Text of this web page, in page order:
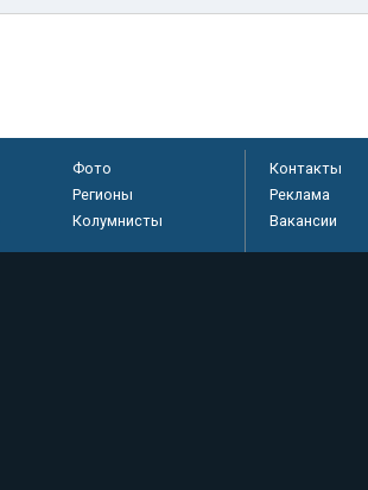
Фото
Регионы
Колумнисты
Контакты
Реклама
Вакансии